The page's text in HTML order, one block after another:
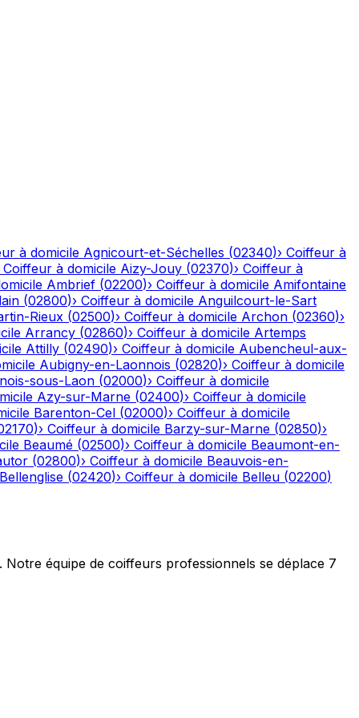
à domicile Agnicourt-et-Séchelles (02340)› Coiffeur à
Coiffeur à domicile Aizy-Jouy (02370)› Coiffeur à
Ambrief (02200)› Coiffeur à domicile Amifontaine
(02800)› Coiffeur à domicile Anguilcourt-le-Sart
Rieux (02500)› Coiffeur à domicile Archon (02360)›
Arrancy (02860)› Coiffeur à domicile Artemps
Attilly (02490)› Coiffeur à domicile Aubencheul-aux-
Aubigny-en-Laonnois (02820)› Coiffeur à domicile
sous-Laon (02000)› Coiffeur à domicile
Azy-sur-Marne (02400)› Coiffeur à domicile
Barenton-Cel (02000)› Coiffeur à domicile
)› Coiffeur à domicile Barzy-sur-Marne (02850)›
Beaumé (02500)› Coiffeur à domicile Beaumont-en-
(02800)› Coiffeur à domicile Beauvois-en-
Bellenglise (02420)› Coiffeur à domicile Belleu (02200)
équipe de coiffeurs professionnels se déplace 7